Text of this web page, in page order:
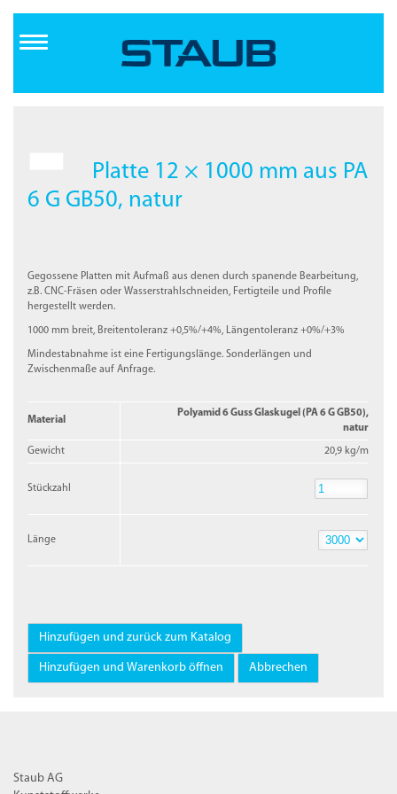
Inhalt
Platte 12 × 1000 mm aus PA
6 G GB50, natur
Gegossene Platten mit Aufmaß aus denen durch spanende Bearbeitung,
z.B. CNC-Fräsen oder Wasserstrahlschneiden, Fertigteile und Profile
hergestellt werden.
1000 mm breit, Breitentoleranz +0,5%/+4%, Längentoleranz +0%/+3%
Mindestabnahme ist eine Fertigungslänge. Sonderlängen und
Zwischenmaße auf Anfrage.
Material
Polyamid 6 Guss Glaskugel (PA 6 G GB50),
natur
Gewicht 20,9 kg/m
Stückzahl
Länge
Staub AG